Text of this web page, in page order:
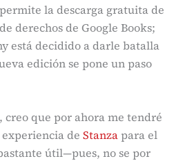
la descarga gratuita de
derechos de Google Books;
está decidido a darle batalla
edición se pone un paso
que por ahora me tendré
de Stanzapara el
útil—pues, no se por